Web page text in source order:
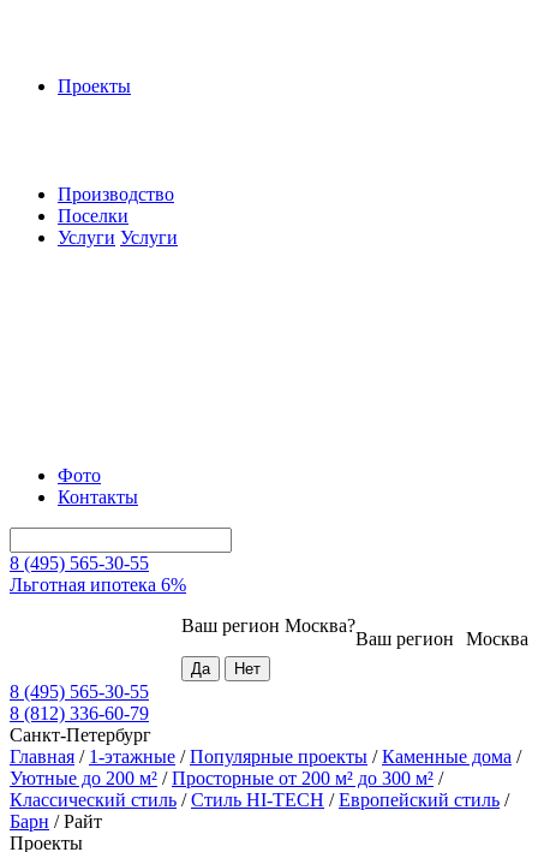
Проекты
Производство
Поселки
Услуги Услуги
Фото
Контакты
8 (495) 565-30-55
Льготная ипотека 6%
Москва
Ваш регион
Ваш регион Москва?
8 (495) 565-30-55
8 (812) 336-60-79
Санкт-Петербург
Главная / 1-этажные /Популярные проекты /Каменные дома /
Уютные до 200 м² /Просторные от 200 м² до 300 м² /
Классический стиль /Стиль HI-TECH /Европейский стиль /
Барн /Райт
Проекты